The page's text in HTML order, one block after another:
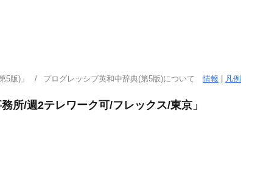
5版)」 プログレッシブ英和中辞典(第5版)について情報 凡例
所/週2テレワーク可/フレックス/東京」